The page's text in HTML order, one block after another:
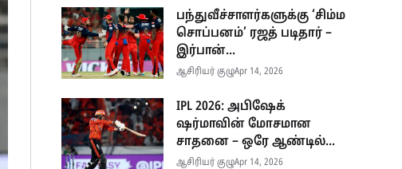
பந்துவீச்சாளர்களுக்கு ‘சிம்ம
சொப்பனம்’ ரஜத் படிதார் –
இர்பான்...
ஆசிரியர் குழுApr 14, 2026
IPL 2026: அபிஷேக்
ஷர்மாவின் மோசமான
சாதனை – ஒரே ஆண்டில்...
ஆசிரியர் குழுApr 14, 2026